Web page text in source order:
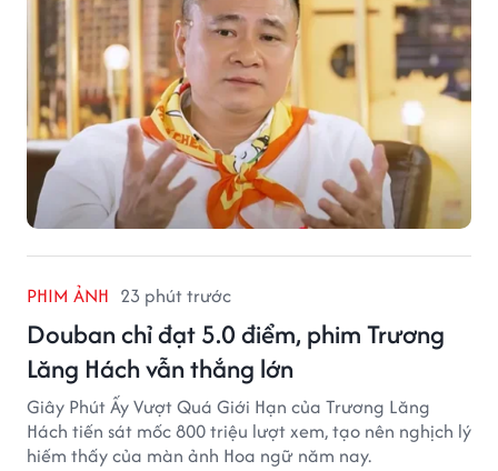
PHIM ẢNH 23 phút trước
Douban chỉ đạt 5.0 điểm, phim Trương
Lăng Hách vẫn thắng lớn
Giây Phút Ấy Vượt Quá Giới Hạn của Trương Lăng
Hách tiến sát mốc 800 triệu lượt xem, tạo nên nghịch lý
hiếm thấy của màn ảnh Hoa ngữ năm nay.